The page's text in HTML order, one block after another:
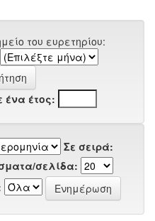
του ευρετηρίου:
ένα έτος:
Σε σειρά:
σελίδα: